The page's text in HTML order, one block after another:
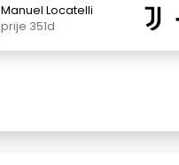
Manuel Locatelli
prije 351d